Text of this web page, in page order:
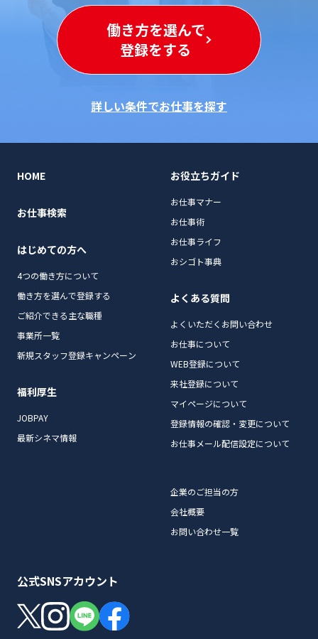
働き方を選んで
登録をする
詳しい条件でお仕事を探す
HOME
お仕事検索
はじめての方へ
4つの働き方について
働き方を選んで登録する
ご紹介できる主な職種
事業所一覧
新規スタッフ登録キャンペーン
福利厚生
JOBPAY
最新シネマ情報
お役立ちガイド
お仕事マナー
お仕事術
お仕事ライフ
おシゴト事典
よくある質問
よくいただくお問い合わせ
お仕事について
WEB登録について
来社登録について
マイページについて
登録情報の確認・変更について
お仕事メール配信設定について
企業のご担当の方
会社概要
お問い合わせ一覧
公式SNSアカウント